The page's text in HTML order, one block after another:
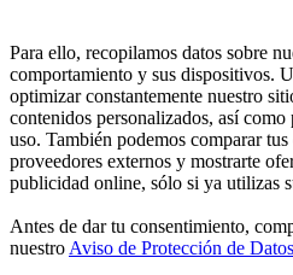
Para ello, recopilamos datos sobre
comportamiento y sus dispositivos.
optimizar constantemente nuestro
contenidos personalizados, así como
uso. También podemos comparar
proveedores externos y mostrarte
publicidad online, sólo si ya utilizas
Antes de dar tu consentimiento,
nuestro Aviso de Protección de Datos